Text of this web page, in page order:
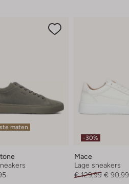
maten
-30%
Mace
Lage sneakers
€ 129,99 € 90,99